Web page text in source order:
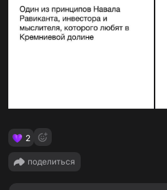
2
поделиться